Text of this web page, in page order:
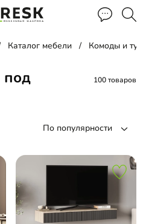
Каталог мебели Комоды и
100 товаров
По популярности